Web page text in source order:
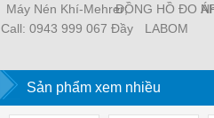
Máy Nén Khí-Mehrer;
Call: 0943 999 067 Đầy
nhu cầu
ĐỒNG HỒ ĐO
LABOM
Sản phẩm xem nhiều